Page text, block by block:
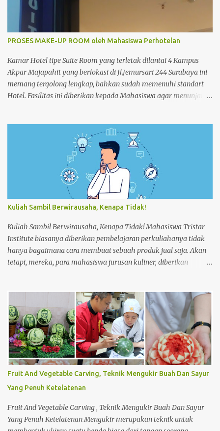
PROSES MAKE-UP ROOM oleh Mahasiswa Perhotelan
Kamar Hotel tipe Suite Room yang terletak dilantai 4 Kampus
Akpar Majapahit yang berlokasi di Jl.Jemursari 244 Surabaya ini
memang tergolong lengkap, bahkan sudah memenuhi standart
Hotel. Fasilitas ini diberikan kepada Mahasiswa agar menunjang
up Room dikamar Hotel Kampus Akpar Majapahit. Adapun
proses Make-up room adalah : 1. SET UP TROLLEY : Bersihkan
trolley menggunakan dust cloth dari atas ke bawah 2.
Masukkan perlengkapan kamar tamu dan peralatan kebersihan
3. Dorong trolley menuju kamar dengan benar 4. Letakan
trolley di depan kamar tamu 5. Ketok pintu dengan
mengucapkan “Housekeeping” max 3x 6. Buka pintu perlahan-
Kuliah Sambil Berwirausaha, Kenapa Tidak!
Kuliah Sambil Berwirausaha, Kenapa Tidak! Mahasiswa Tristar
Institute biasanya diberikan pembelajaran perkuliahanya tidak
hanya bagaimana cara membuat sebuah produk jual saja. Akan
tetapi, mereka, para mahasiswa jurusan kuliner, diberikan
bawah seperti usaha kecil menengah (UKM). Seperti halnya,
membuat perencanaan, strategi penjualan hingga perhitungan
harga produk dalam membuat sebuah produk jual. Saat mereka
masih menjadi mahasiswa, ada salah satu mata kuliah yang
mempelajari menjadi wirausahawan. Sekaligus mempraktikanya
langsung di lapangan. Sehingga mereka dapat merasakan
bagaimana menjadi seorang wirausahawan sebenarnya. Dan tak
sedikit, mahasiswa yang sudah mempelajari perkuliahan
tersebut ingin segera melakukannya sendiri. Meskipun mereka
masih berstatus mahasiswa di Tristar Institute, mereka berani
untuk menjual suatu produk hasi...
Fruit And Vegetable Carving, Teknik Mengukir Buah Dan Sayur
Yang Penuh Ketelatenan
Fruit And Vegetable Carving , Teknik Mengukir Buah Dan Sayur
Yang Penuh Ketelatenan Mengukir merupakan teknik untuk